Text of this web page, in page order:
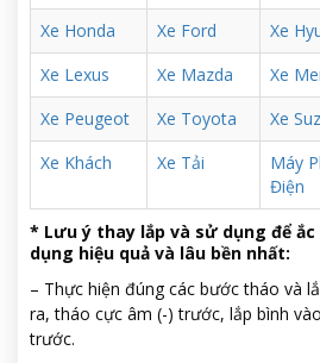
Xe Honda
Xe Ford Xe
Xe Lexus
Xe Mazda Xe
Xe Peugeot
Xe Toyota Xe
Xe Khách
Xe Tải
Máy
Điện
* Lưu ý thay lắp và sử dụng để
dụng hiệu quả và lâu bền nhất:
– Thực hiện đúng các bước tháo và
ra, tháo cực âm (-) trước, lắp bình
trước.